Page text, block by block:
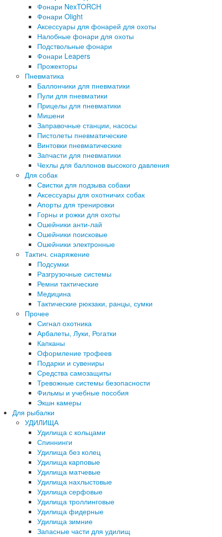
Фонари NexTORCH
Фонари Olight
Аксессуары для фонарей для охоты
Налобные фонари для охоты
Подствольные фонари
Фонари Leapers
Прожекторы
Пневматика
Баллончики для пневматики
Пули для пневматики
Прицелы для пневматики
Мишени
Заправочные станции, насосы
Пистолеты пневматические
Винтовки пневматические
Запчасти для пневматики
Чехлы для баллонов высокого давления
Для собак
Свистки для подзыва собаки
Аксессуары для охотничих собак
Апорты для тренировки
Горны и рожки для охоты
Ошейники анти-лай
Ошейники поисковые
Ошейники электронные
Тактич. снаряжение
Подсумки
Разгрузочные системы
Ремни тактические
Медицина
Тактические рюкзаки, ранцы, сумки
Прочее
Сигнал охотника
Арбалеты, Луки, Рогатки
Капканы
Оформление трофеев
Подарки и сувениры
Средства самозащиты
Тревожные системы безопасности
Фильмы и учебные пособия
Экшн камеры
Для рыбалки
УДИЛИЩА
Удилища с кольцами
Спиннинги
Удилища без колец
Удилища карповые
Удилища матчевые
Удилища нахлыстовые
Удилища серфовые
Удилища троллинговые
Удилища фидерные
Удилища зимние
Запасные части для удилищ